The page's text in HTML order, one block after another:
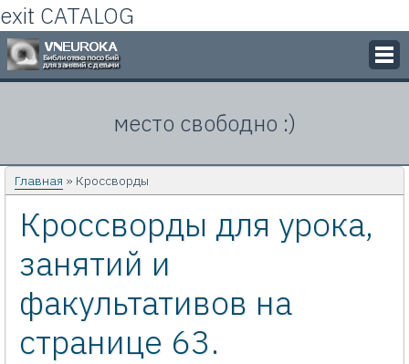
exit CATALOG
Кроссворды
Задачи
Контакты
место свободно :)
Главная » Кроссворды
Кроссворды для урока,
занятий и
факультативов на
странице 63.